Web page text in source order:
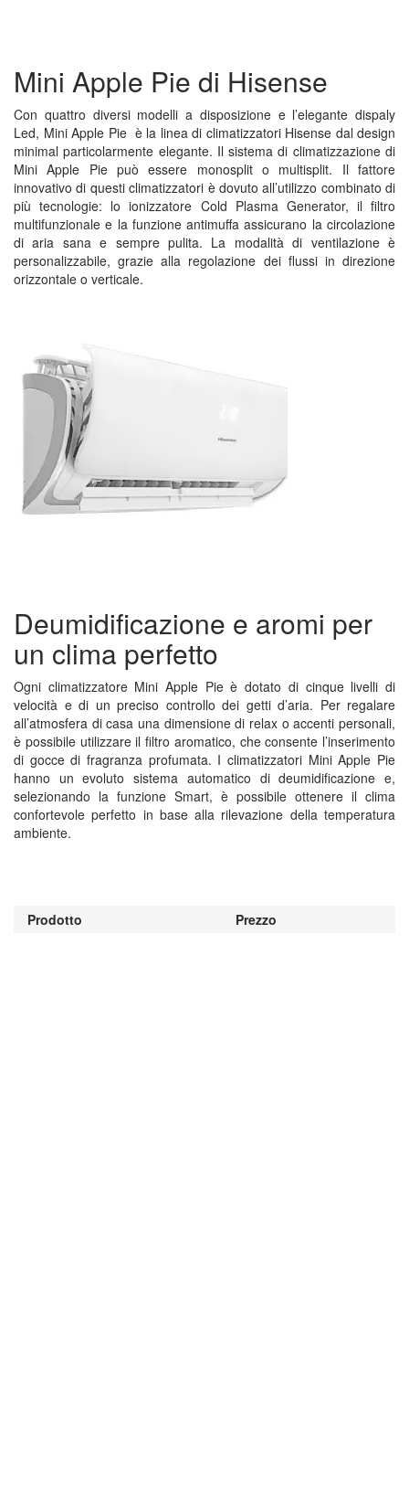
Mini Apple Pie di Hisense
Con quattro diversi modelli a disposizione e l’elegante dispaly
Led, Mini Apple Pie è la linea di climatizzatori Hisense dal design
minimal particolarmente elegante. Il sistema di climatizzazione di
Mini Apple Pie può essere monosplit o multisplit. Il fattore
innovativo di questi climatizzatori è dovuto all’utilizzo combinato di
più tecnologie: lo ionizzatore Cold Plasma Generator, il filtro
multifunzionale e la funzione antimuffa assicurano la circolazione
di aria sana e sempre pulita. La modalità di ventilazione è
personalizzabile, grazie alla regolazione dei flussi in direzione
orizzontale o verticale.
Deumidificazione e aromi per
un clima perfetto
Ogni climatizzatore Mini Apple Pie è dotato di cinque livelli di
velocità e di un preciso controllo dei getti d’aria. Per regalare
all’atmosfera di casa una dimensione di relax o accenti personali,
è possibile utilizzare il filtro aromatico, che consente l’inserimento
di gocce di fragranza profumata. I climatizzatori Mini Apple Pie
hanno un evoluto sistema automatico di deumidificazione e,
selezionando la funzione Smart, è possibile ottenere il clima
confortevole perfetto in base alla rilevazione della temperatura
ambiente.
Prodotto Prezzo